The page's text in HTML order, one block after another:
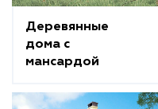
Деревянные
дома с
мансардой